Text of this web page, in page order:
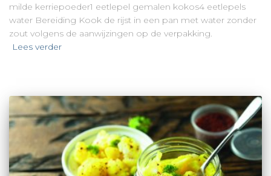
milde kerriepoeder1 eetlepel gemalen kokos4 eetlepels
water Bereiding Kook de rijst in een pan met water zonder
zout volgens de aanwijzingen op de verpakking.
Lees verder